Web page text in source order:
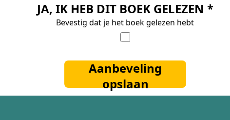
JA, IK HEB DIT BOEK GELEZEN *
Bevestig dat je het boek gelezen hebt
Aanbeveling
opslaan